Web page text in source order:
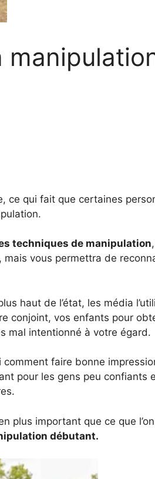
ce qui fait que certaines
techniques de manipulation
vous permettra de
haut de l’état, les média
conjoint, vos enfants pour
mal intentionné à votre égard.
comment faire bonne
pour les gens peu confiants
plus important que ce que
débutant.